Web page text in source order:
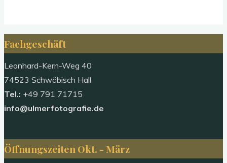
Fachgeschäft
Leonhard-Kern-Weg 40
74523 Schwäbisch Hall
Tel.: +49 791 71715
info@ulmerfotografie.de
Öffnungszeiten Okt. - März